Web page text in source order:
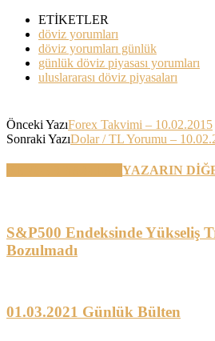
ETİKETLER
döviz yorumları
döviz yorumları günlük
günlük döviz piyasası yorumları
uluslararası döviz piyasaları
Önceki YazıForex Takvimi – 10.02.2015
Sonraki YazıDolar / TL Yorumu –
YAZARIN
S&P500 Endeksinde Yükseliş
Bozulmadı
01.03.2021 Günlük Bülten